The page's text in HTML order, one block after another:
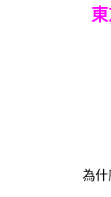
為什